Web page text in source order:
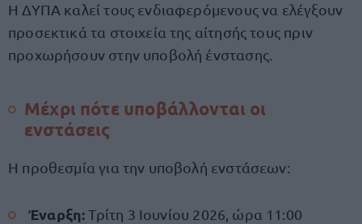
Η ΔΥΠΑ καλεί τους ενδιαφερόμενους να ελέγξουν
προσεκτικά τα στοιχεία της αίτησής τους πριν
προχωρήσουν στην υποβολή ένστασης.
Μέχρι πότε υποβάλλονται οι
ενστάσεις
Η προθεσμία για την υποβολή ενστάσεων:
Έναρξη:Τρίτη 3 Ιουνίου 2026, ώρα 11:00